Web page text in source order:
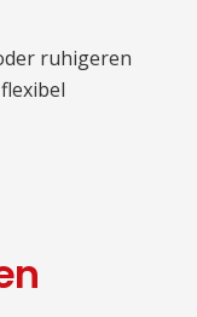
ruhigeren